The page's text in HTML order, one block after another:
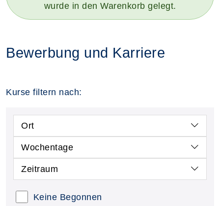
wurde in den Warenkorb gelegt.
Bewerbung und Karriere
Kurse filtern nach:
Ort
Wochentage
Zeitraum
Keine Begonnen